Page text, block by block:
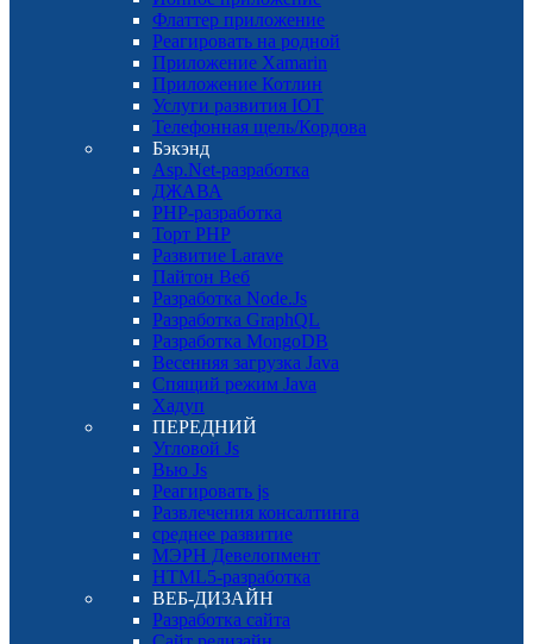
Флаттер приложение
Реагировать на родной
Приложение Xamarin
Приложение Котлин
Услуги развития IOT
Телефонная щель/Кордова
Бэкэнд
Asp.Net-разработка
ДЖАВА
PHP-разработка
Торт PHP
Развитие Larave
Пайтон Веб
Разработка Node.Js
Разработка GraphQL
Разработка MongoDB
Весенняя загрузка Java
Спящий режим Java
Хадуп
ПЕРЕДНИЙ
Угловой Js
Вью Js
Реагировать js
Развлечения консалтинга
среднее развитие
МЭРН Девелопмент
HTML5-разработка
ВЕБ-ДИЗАЙН
Разработка сайта